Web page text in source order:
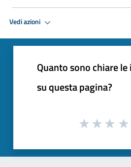
Vedi azioni
Quanto sono chiare
su questa pagina?